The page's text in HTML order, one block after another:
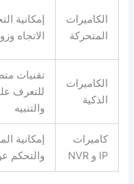
الكاميرات
المتحركة
إمكانية
الاتجاه
الكاميرات
الذكية
تقنيات
للتعرف
والتنبيه
كاميرات
IP و NVR
إمكانية
والتحكم